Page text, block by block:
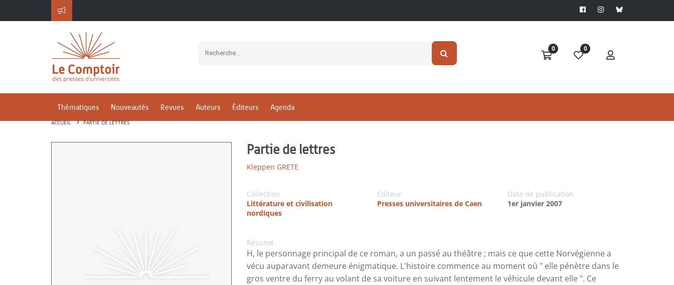
0 0
Thématiques Nouveautés Revues Auteurs Éditeurs Agenda
ACCUEIL PARTIE DE LETTRES
Partie de lettres
Kleppen GRETE
Collection
Littérature et civilisation
nordiques
Editeur
Presses universitaires de Caen
Date de publication
1er janvier 2007
Résumé
H, le personnage principal de ce roman, a un passé au théâtre ; mais ce que cette Norvégienne a
vécu auparavant demeure énigmatique. L'histoire commence au moment où " elle pénètre dans le
gros ventre du ferry au volant de sa voiture en suivant lentement le véhicule devant elle ". Ce